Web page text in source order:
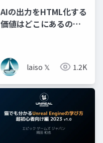
AIの出力をHTML化する
価値はどこにあるの
laiso 𝕏 1.2K